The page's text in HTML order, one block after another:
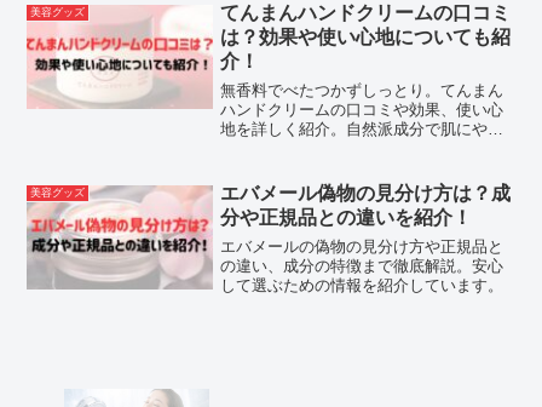
美容グッズ
てんまんハンドクリームの口コミ
は？効果や使い心地についても紹
介！
無香料でべたつかずしっとり。てんまん
ハンドクリームの口コミや効果、使い心
地を詳しく紹介。自然派成分で肌にやさ
美容グッズ
エバメール偽物の見分け方は？成
分や正規品との違いを紹介！
エバメールの偽物の見分け方や正規品と
の違い、成分の特徴まで徹底解説。安心
して選ぶための情報を紹介しています。